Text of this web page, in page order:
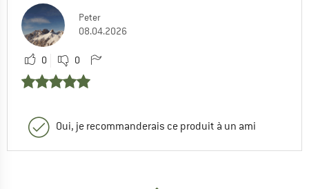
Peter
08.04.2026
0 0
Oui, je recommanderais ce produit à un ami